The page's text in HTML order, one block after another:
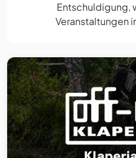
Entschuldigung,
Veranstaltungen